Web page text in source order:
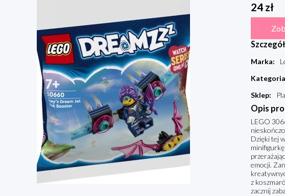
24zł
Marka:
Kategoria
Sklep:
Opis
LEGO
Dzięki tej
emocji.
z
zacznij